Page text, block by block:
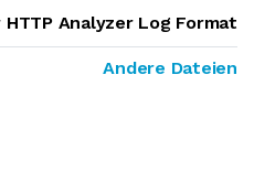
Analyzer Log Format
Andere Dateien